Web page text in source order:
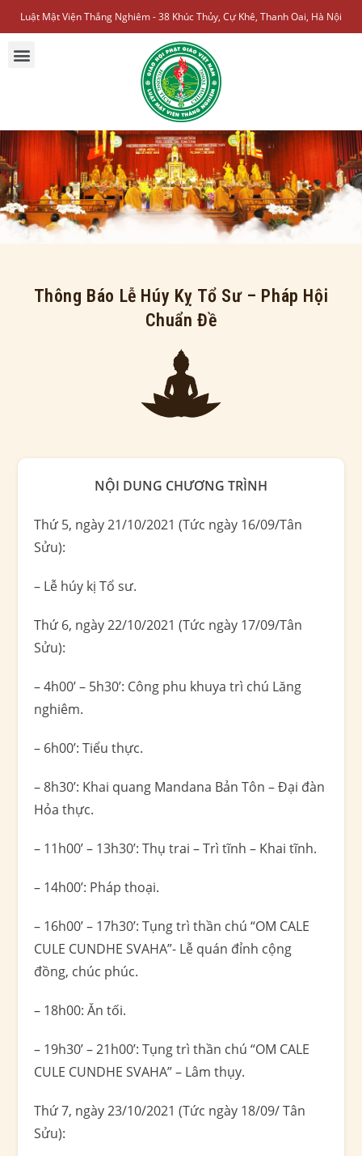
Luật Mật Viện Thắng Nghiêm - 38 Khúc Thủy, Cự Khê, Thanh Oai, Hà Nội
Thông Báo Lễ Húy Kỵ Tổ Sư – Pháp Hội
Chuẩn Đề
NỘI DUNG CHƯƠNG TRÌNH
Thứ 5, ngày 21/10/2021 (Tức ngày 16/09/Tân
Sửu):
– Lễ húy kị Tổ sư.
Thứ 6, ngày 22/10/2021 (Tức ngày 17/09/Tân
Sửu):
– 4h00’ – 5h30’: Công phu khuya trì chú Lăng
nghiêm.
– 6h00’: Tiểu thực.
– 8h30’: Khai quang Mandana Bản Tôn – Đại đàn
Hỏa thực.
– 11h00’ – 13h30’: Thụ trai – Trì tĩnh – Khai tĩnh.
– 14h00’: Pháp thoại.
– 16h00’ – 17h30’: Tụng trì thần chú “OM CALE
CULE CUNDHE SVAHA”- Lễ quán đỉnh cộng
đồng, chúc phúc.
– 18h00: Ăn tối.
– 19h30’ – 21h00’: Tụng trì thần chú “OM CALE
CULE CUNDHE SVAHA” – Lâm thụy.
Thứ 7, ngày 23/10/2021 (Tức ngày 18/09/ Tân
Sửu):